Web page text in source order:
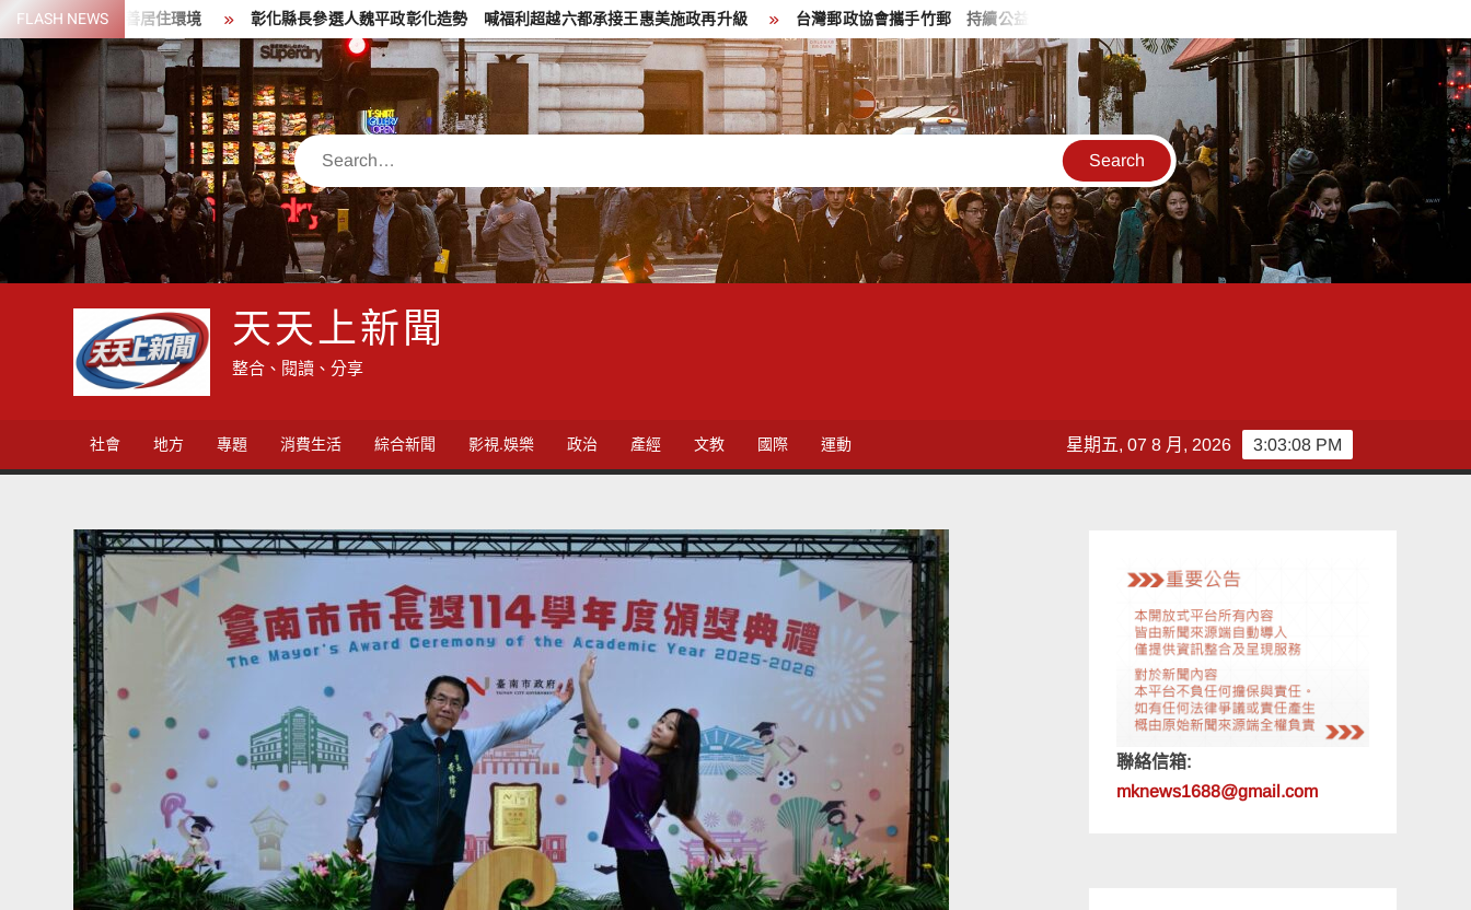
Skip
to
content
FLASH NEWS
改善居住環境 彰化縣長參選人魏平政彰化造勢 喊福利超越六都承接王惠美施政再升級 台灣郵政協會攜手竹郵 持續公益關懷暨改善獨居長者居住環境傳遞溫暖愛心
Search
天天上新聞
整合、閱讀、分享
社會 地方 專題 消費生活 綜合新聞 影視.娛樂 政治 產經 文教 國際 運動 3:03:09 PM
星期五, 07 8 月, 2026
聯絡信箱:
mknews1688@gmail.com